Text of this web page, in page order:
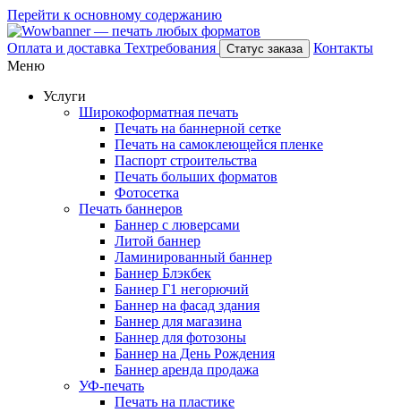
Перейти к основному содержанию
Оплата и доставка Техтребования Статус заказа
Контакты
Меню
Услуги
Широкоформатная печать
Печать на баннерной сетке
Печать на самоклеющейся пленке
Паспорт строительства
Печать больших форматов
Фотосетка
Печать баннеров
Баннер с люверсами
Литой баннер
Ламинированный баннер
Баннер Блэкбек
Баннер Г1 негорючий
Баннер на фасад здания
Баннер для магазина
Баннер для фотозоны
Баннер на День Рождения
Баннер аренда продажа
УФ-печать
Печать на пластике